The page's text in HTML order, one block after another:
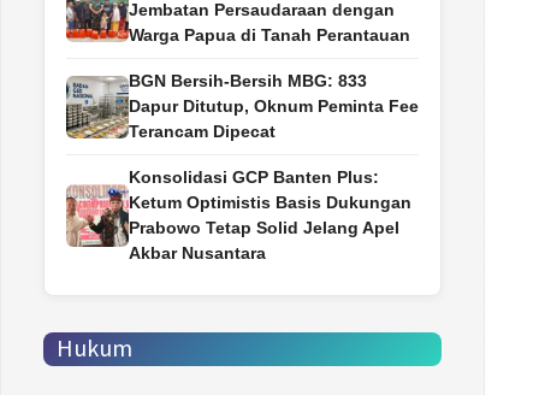
Jembatan Persaudaraan dengan
Warga Papua di Tanah Perantauan
BGN Bersih-Bersih MBG: 833
Dapur Ditutup, Oknum Peminta Fee
Terancam Dipecat
Konsolidasi GCP Banten Plus:
Ketum Optimistis Basis Dukungan
Prabowo Tetap Solid Jelang Apel
Akbar Nusantara
Hukum